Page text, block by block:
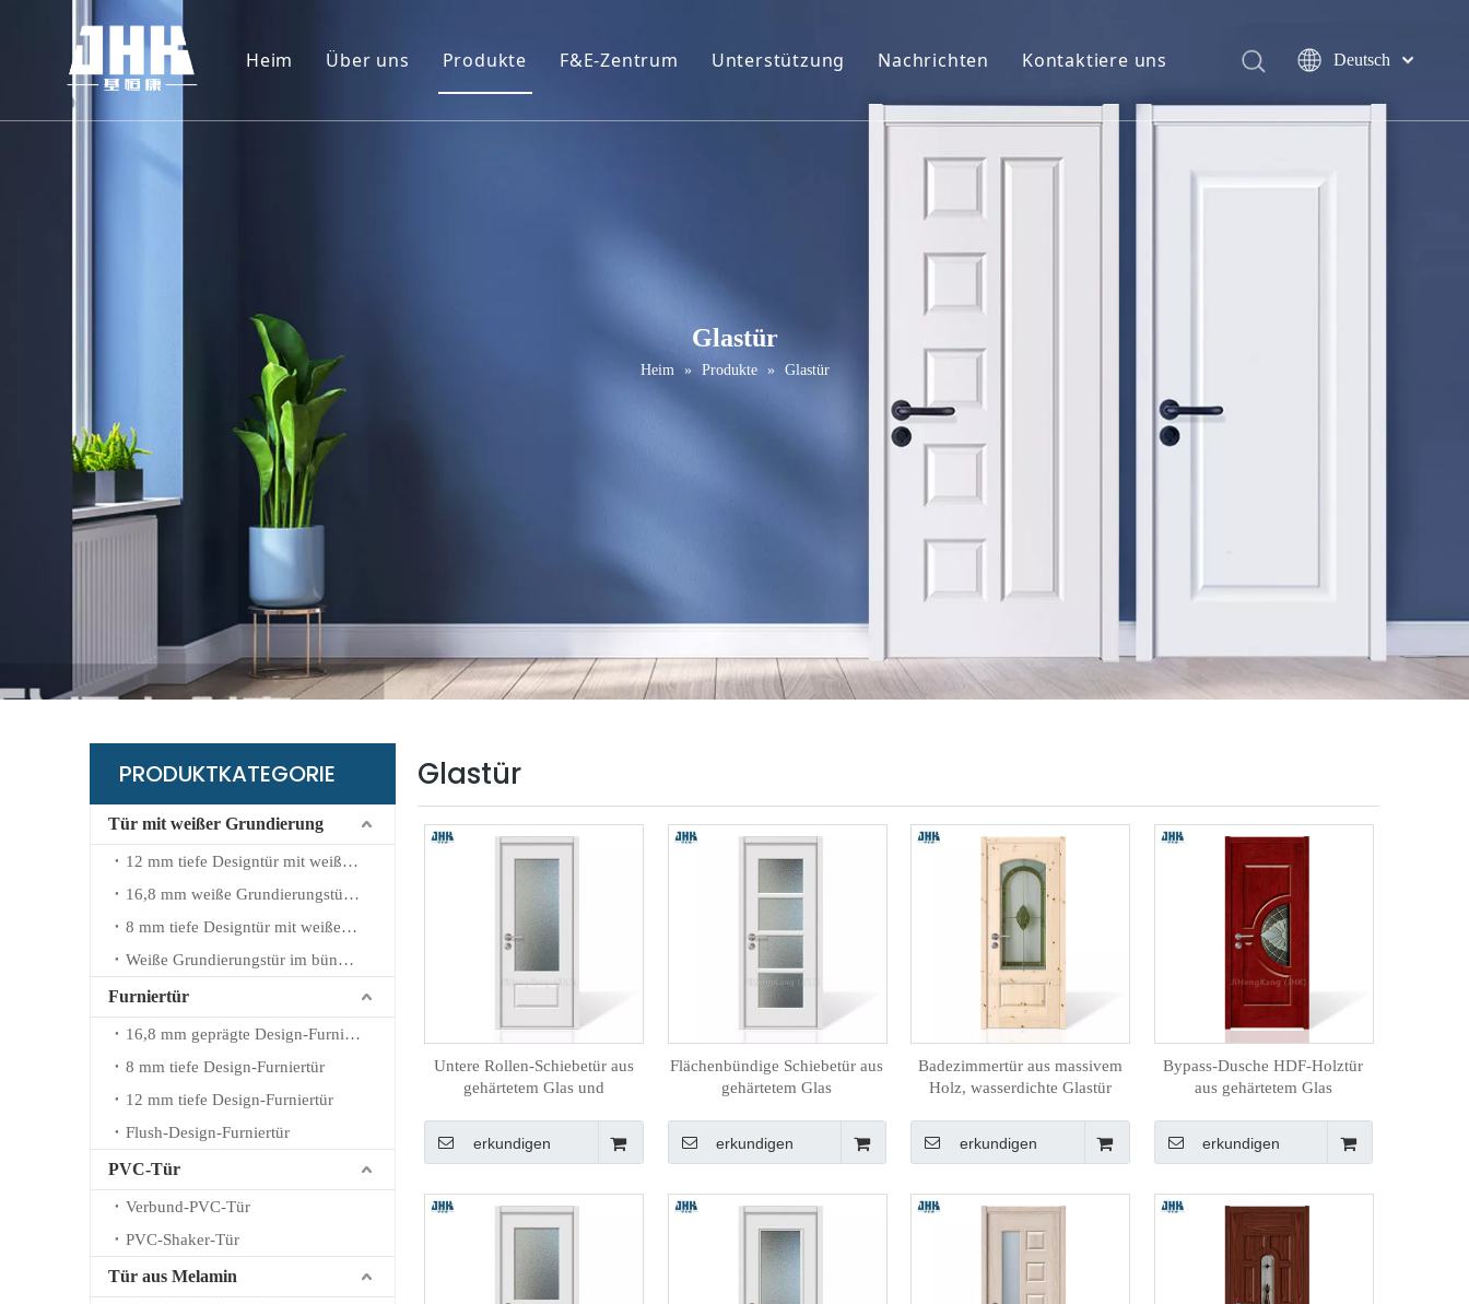
Heim Über uns Produkte
WPC-Boden
F&E-Zentrum Unterstützung Nachrichten Kontaktiere uns
Deutsch
简体中文
Glastür
Heim » Produkte » Glastür
PRODUKTKATEGORIE
Tür mit weißer Grundierung
12 mm tiefe Designtür mit weißer Grundierung
16,8 mm weiße Grundierungstür mit geprägtem Design
8 mm tiefe Designtür mit weißer Grundierung
Weiße Grundierungstür im bündigen Design
Furniertür
16,8 mm geprägte Design-Furniertür
8 mm tiefe Design-Furniertür
12 mm tiefe Design-Furniertür
Flush-Design-Furniertür
PVC-Tür
Verbund-PVC-Tür
PVC-Shaker-Tür
Tür aus Melamin
Glastür
Untere Rollen-Schiebetür aus
gehärtetem Glas und
erkundigen
Flächenbündige Schiebetür aus
gehärtetem Glas
erkundigen
Badezimmertür aus massivem
Holz, wasserdichte Glastür
erkundigen
Bypass-Dusche HDF-Holztür
aus gehärtetem Glas
erkundigen